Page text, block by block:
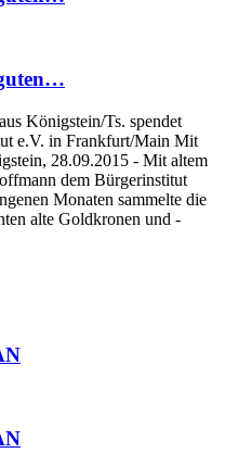
Königstein/Ts. spendet
e.V. in Frankfurt/Main Mit
28.09.2015 - Mit altem
dem Bürgerinstitut
Monaten sammelte die
alte Goldkronen und -